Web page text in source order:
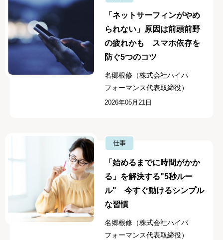
「ネットサーフィンがやめ
られない」原因は前頭前野
の疲れかも スマホ依存を
防ぐ5つのコツ
名郷根修（株式会社ハイパ
フォーマンス代表取締役）
2026年05月21日
仕事
「始めるまでに時間がかか
る」を解決する"5秒ルー
ル" 今すぐ動けるシンプル
な習慣
名郷根修（株式会社ハイパ
フォーマンス代表取締役）